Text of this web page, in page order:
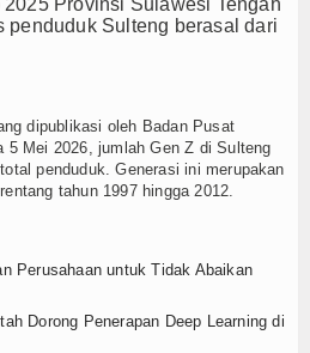
FORNAS 2027
Provinsi Sulawesi Tengah
penduduk Sulteng berasal dari
dipublikasi oleh Badan Pusat
Mei 2026, jumlah Gen Z di Sulteng
penduduk. Generasi ini merupakan
tahun 1997 hingga 2012.
Perusahaan untuk Tidak Abaikan
Dorong Penerapan Deep Learning di